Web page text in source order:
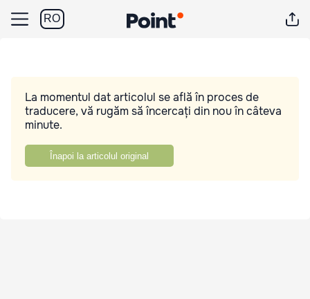
RO
La momentul dat articolul se află în proces de
traducere, vă rugăm să încercați din nou în câteva
minute.
Înapoi la articolul original